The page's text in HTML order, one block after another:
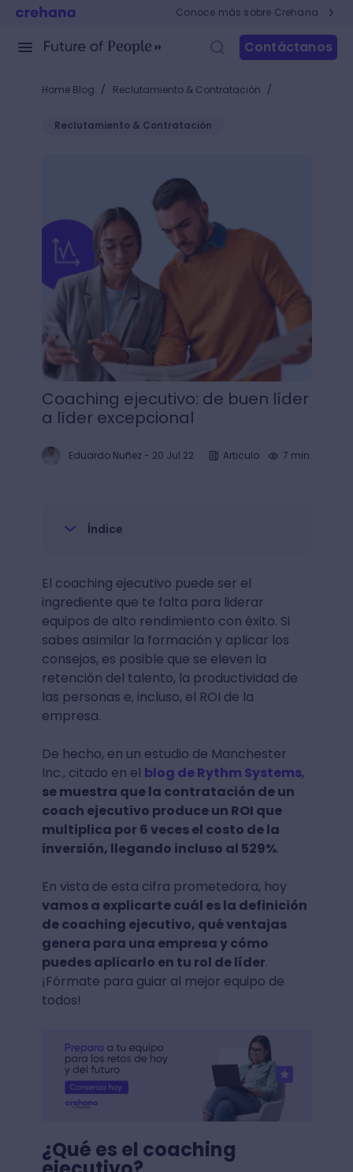
Conoce más sobre Crehana
Contáctanos
Home Blog / Reclutamiento & Contratación /
Reclutamiento & Contratación
Coaching ejecutivo: de buen líder
a líder excepcional
Eduardo Nuñez- 20 Jul 22 Articulo 7 min.
Índice
El coaching ejecutivo puede ser el
ingrediente que te falta para liderar
equipos de alto rendimiento con éxito. Si
sabes asimilar la formación y aplicar los
consejos, es posible que se eleven la
retención del talento, la productividad de
las personas e, incluso, el ROI de la
empresa.
De hecho, en un estudio de Manchester
Inc., citado en el blog de Rythm Systems,
se muestra que la contratación de un
coach ejecutivo produce un ROI que
multiplica por 6 veces el costo de la
inversión, llegando incluso al 529%.
En vista de esta cifra prometedora, hoy
vamos a explicarte cuál es la definición
de coaching ejecutivo, qué ventajas
genera para una empresa y cómo
puedes aplicarlo en tu rol de líder.
¡Fórmate para guiar al mejor equipo de
todos!
¿Qué es el coaching